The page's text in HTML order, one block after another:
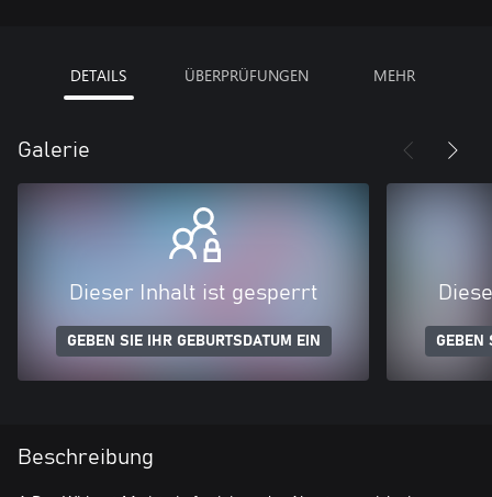
DETAILS ÜBERPRÜFUNGEN MEHR
Galerie
Dieser Inhalt ist gesperrt
GEBEN SIE IHR GEBURTSDATUM EIN GEBEN
Beschreibung